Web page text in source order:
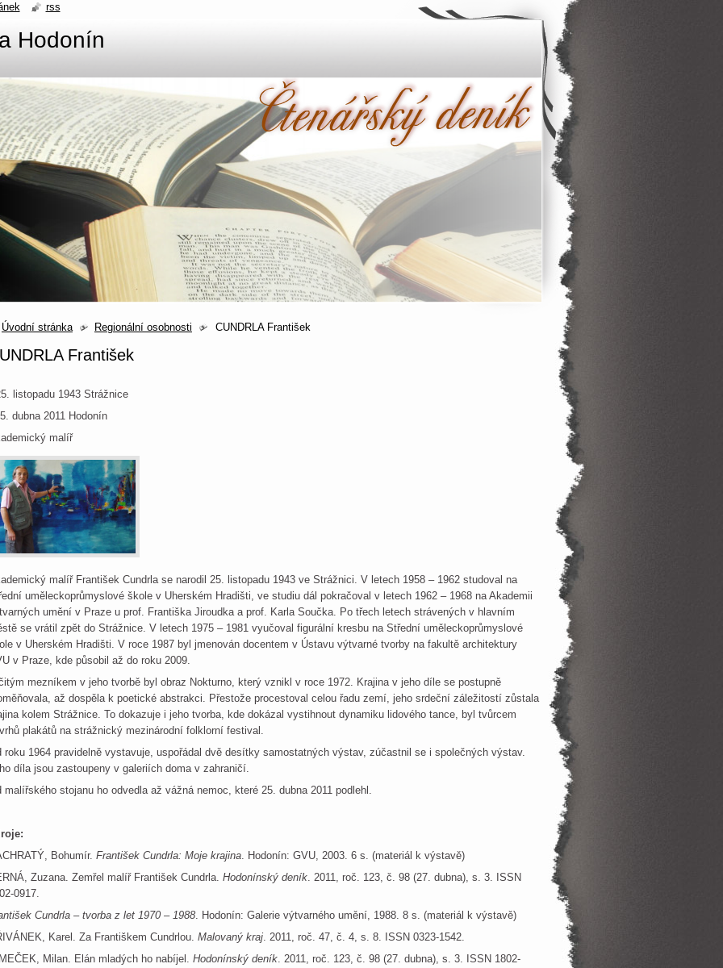
Hodonín
Úvodní stránka Regionální osobnosti CUNDRLA František
František
listopadu 1943 Strážnice
dubna 2011 Hodonín
malíř
malíř František Cundrla se narodil 25. listopadu 1943 ve Strážnici. V letech 1958 – 1962 studoval na
uměleckoprůmyslové škole v Uherském Hradišti, ve studiu dál pokračoval v letech 1962 – 1968 na Akademii
umění v Praze u prof. Františka Jiroudka a prof. Karla Součka. Po třech letech strávených v hlavním
se vrátil zpět do Strážnice. V letech 1975 – 1981 vyučoval figurální kresbu na Střední uměleckoprůmyslové
v Uherském Hradišti. V roce 1987 byl jmenován docentem v Ústavu výtvarné tvorby na fakultě architektury
v Praze, kde působil až do roku 2009.
mezníkem v jeho tvorbě byl obraz Nokturno, který vznikl v roce 1972. Krajina v jeho díle se postupně
až dospěla k poetické abstrakci. Přestože procestoval celou řadu zemí, jeho srdeční záležitostí zůstala
kolem Strážnice. To dokazuje i jeho tvorba, kde dokázal vystihnout dynamiku lidového tance, byl tvůrcem
plakátů na strážnický mezinárodní folklorní festival.
roku 1964 pravidelně vystavuje, uspořádal dvě desítky samostatných výstav, zúčastnil se i společných výstav.
díla jsou zastoupeny v galeriích doma v zahraničí.
malířského stojanu ho odvedla až vážná nemoc, které 25. dubna 2011 podlehl.
Bohumír. František Cundrla: Moje krajina. Hodonín: GVU, 2003. 6 s. (materiál k výstavě)
Zuzana. Zemřel malíř František Cundrla. Hodonínský deník. 2011, roč. 123, č. 98 (27. dubna), s. 3. ISSN
0917.
Cundrla – tvorba z let 1970 – 1988. Hodonín: Galerie výtvarného umění, 1988. 8 s. (materiál k výstavě)
Karel. Za Františkem Cundrlou. Malovaný kraj. 2011, roč. 47, č. 4, s. 8. ISSN 0323-1542.
Milan. Elán mladých ho nabíjel. Hodonínský deník. 2011, roč. 123, č. 98 (27. dubna), s. 3. ISSN 1802-
rss